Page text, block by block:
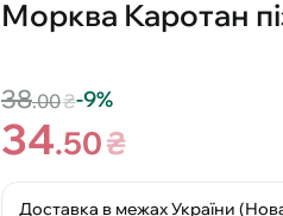
Морква Каротан
38.00₴-9%
34.50₴
Доставка в межах України